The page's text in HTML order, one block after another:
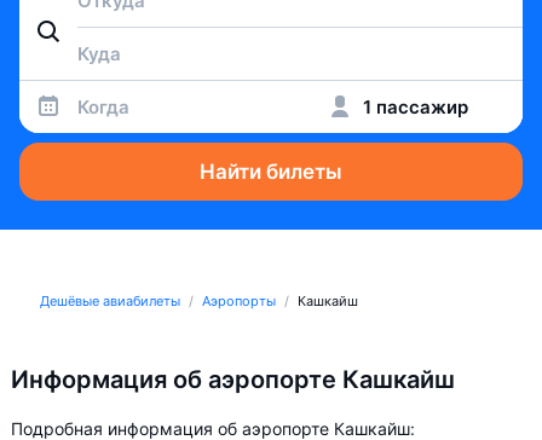
Когда 1 пассажир
Найти билеты
Дешёвые авиабилеты Аэропорты Кашкайш
Информация об аэропорте Кашкайш
Подробная информация об аэропорте Кашкайш: